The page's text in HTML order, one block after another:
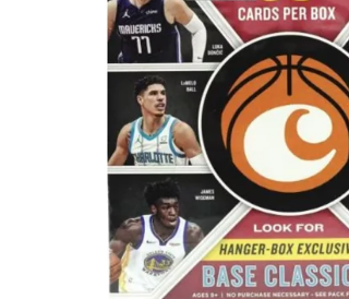
POKÉMON TCG:
BOOSTER BUNDLE
990 Kč